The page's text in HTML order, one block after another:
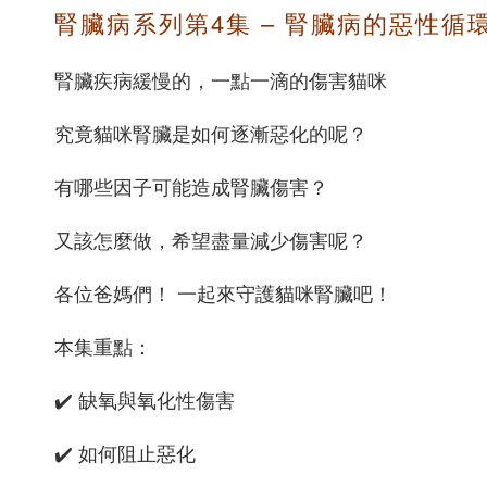
腎臟病系列第4集 – 腎臟病的惡性循
腎臟疾病緩慢的，一點一滴的傷害貓咪
究竟貓咪腎臟是如何逐漸惡化的呢？
有哪些因子可能造成腎臟傷害？
又該怎麼做，希望盡量減少傷害呢？
各位爸媽們！ 一起來守護貓咪腎臟吧！
本集重點：
✔️ 缺氧與氧化性傷害
✔️ 如何阻止惡化